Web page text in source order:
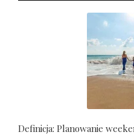
Definicja: Planowanie